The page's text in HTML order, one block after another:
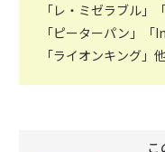
「レ・ミゼラブル」
「ピーターパン」「
「ライオンキング」
こ